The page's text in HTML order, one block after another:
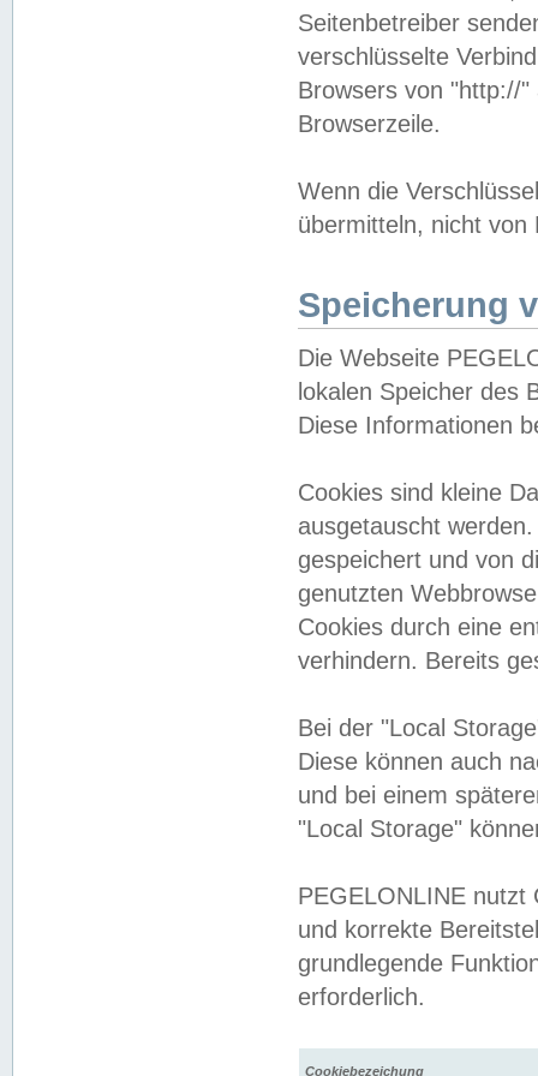
Seitenbetreiber
verschlüsselte
Browsers von "http://
Browserzeile.
Wenn die
übermitteln, nicht von
Speicherung
Die Webseite
lokalen Speicher des
Diese Informationen
Cookies sind kleine
ausgetauscht
gespeichert und von
genutzten
Cookies durch eine
verhindern. Bereits
Bei der "Local
Diese können auch
und bei einem
"Local Storage"
PEGELONLINE nutzt
und korrekte
grundlegende
erforderlich.
Cookiebezeichung